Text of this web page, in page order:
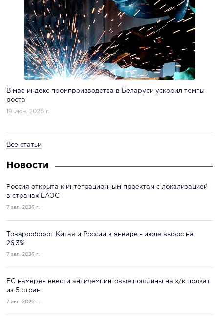
В мае индекс промпроизводства в Беларуси ускорил темпы
роста
19 июн. 2026 г.
Все статьи
Новости
Россия открыта к интеграционным проектам с локализацией
в странах ЕАЭС
7 авг. 2026 г.
Товарооборот Китая и России в январе - июле вырос на
26,3%
7 авг. 2026 г.
ЕС намерен ввести антидемпинговые пошлины на х/к прокат
из 5 стран
7 авг. 2026 г.